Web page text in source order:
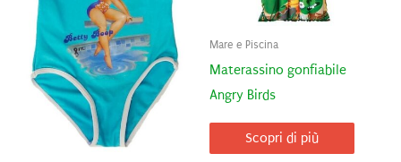
Mare e Piscina
Materassino gonfiabile
Angry Birds
Scopri di più